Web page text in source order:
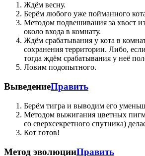
Ждём весну.
Берём любого уже пойманного
Методом подвешивания за хвост
около входа в комнату.
Ждём срабатывания у кота в
сохранения территории. Либо,
тогда ждём срабатывания у неё
Ловим подопытного.
ВыведениеПравить
Берём тигра и выводим его
Методом выжигания цветных
со сверхсекретного спутника)
Кот готов!
Метод эволюцииПравить